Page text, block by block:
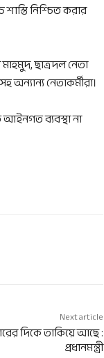
নিশ্চিত করার
ছাত্রদল নেতা
নেতাকর্মীরা।
আইনগত ব্যবস্থা না
Next article
দিকে তাকিয়ে আছে :
প্রধানমন্ত্রী